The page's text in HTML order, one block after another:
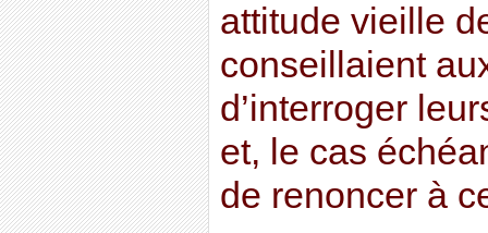
attitude vieille
conseillaient
d’interroger
et, le cas
de renoncer à